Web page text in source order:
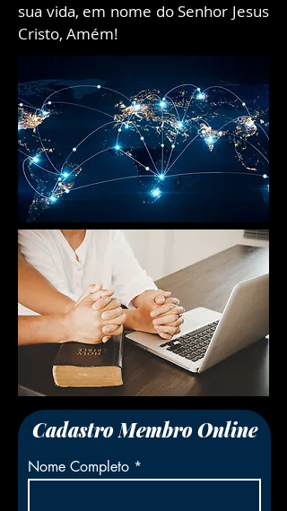
sua vida, em nome do Senhor Jesus
Cristo, Amém!
Cadastro Membro Online
Nome Completo